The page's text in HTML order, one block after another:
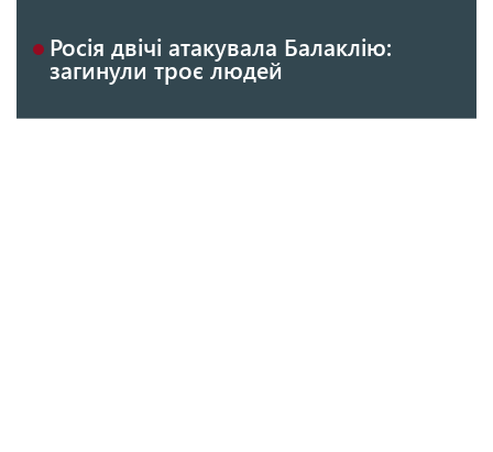
Росія двічі атакувала Балаклію:
загинули троє людей